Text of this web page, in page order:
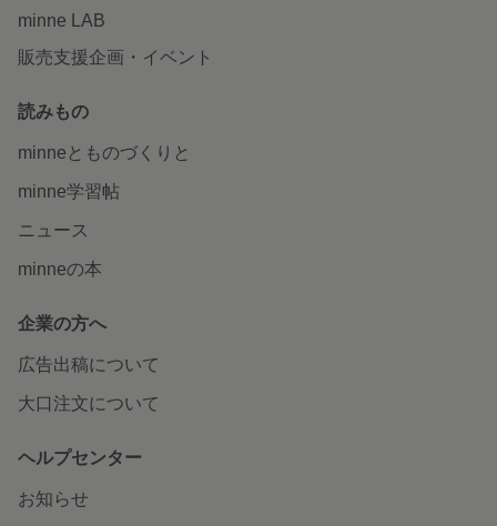
minne LAB
販売支援企画・イベント
読みもの
minneとものづくりと
minne学習帖
ニュース
minneの本
企業の方へ
広告出稿について
大口注文について
ヘルプセンター
お知らせ